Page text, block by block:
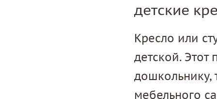
детские
Кресло или
детской.
дошкольнику,
мебельного